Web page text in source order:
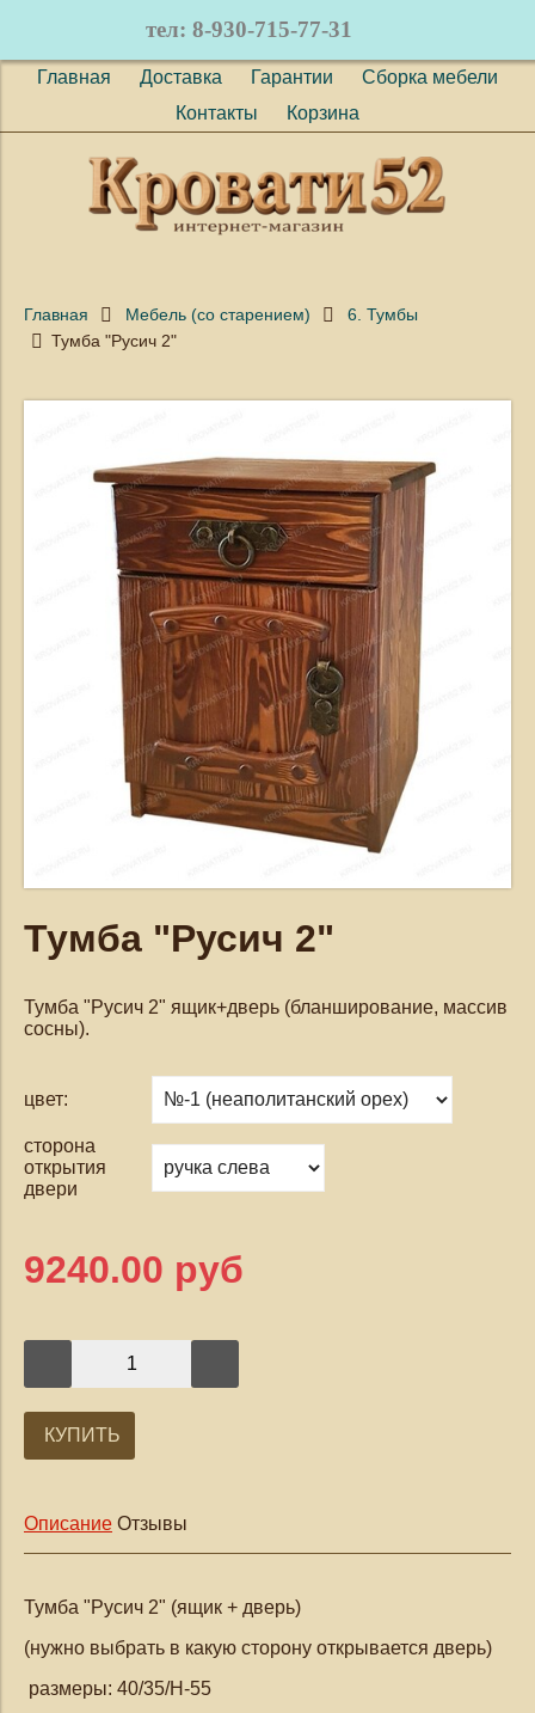
тел: 8-930-715-77-31
Главная Доставка Гарантии
Сборка мебели
Контакты
Корзина
Главная Мебель (со старением)
6. Тумбы
Тумба "Русич 2"
Тумба "Русич 2"
Тумба "Русич 2" ящик+дверь (бланширование, массив
сосны).
цвет:
сторона
открытия
двери
9240.00 руб
КУПИТЬ
Описание Отзывы
Тумба "Русич 2" (ящик + дверь)
(нужно выбрать в какую сторону открывается дверь)
размеры: 40/35/Н-55